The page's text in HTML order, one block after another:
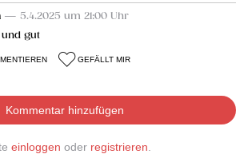
— 5.4.2025 um 21:00 Uhr
gut
GEFÄLLT MIR
Kommentar hinzufügen
einloggen oder registrieren.